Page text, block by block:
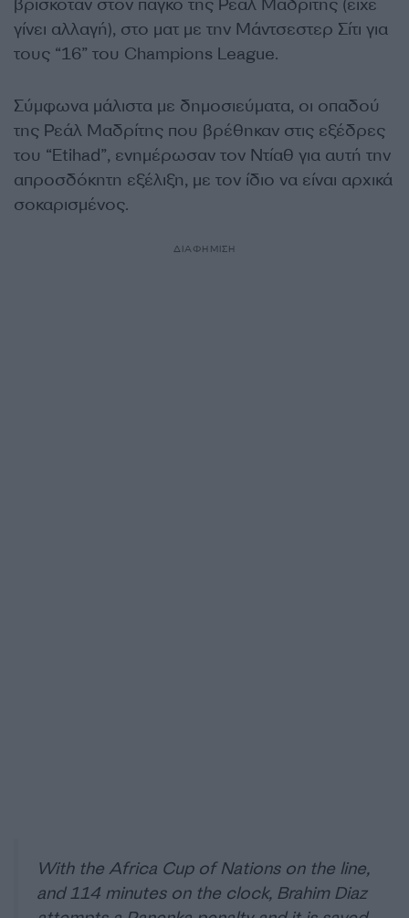
βρισκόταν στον πάγκο της Ρεάλ Μαδρίτης (είχε
γίνει αλλαγή), στο ματ με την Μάντσεστερ Σίτι για
τους “16” του Champions League.
Σύμφωνα μάλιστα με δημοσιεύματα, οι οπαδού
της Ρεάλ Μαδρίτης που βρέθηκαν στις εξέδρες
του “Etihad”, ενημέρωσαν τον Ντίαθ για αυτή την
απροσδόκητη εξέλιξη, με τον ίδιο να είναι αρχικά
σοκαρισμένος.
ΔΙΑΦΗΜΙΣΗ
With the Africa Cup of Nations on the line,
and 114 minutes on the clock, Brahim Diaz